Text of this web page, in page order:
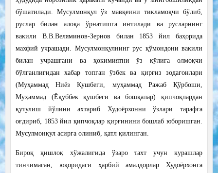
бўшатилади. Мусулмонқул ўз мавқеини тикламоқчи бўлиб,
руслар билан алоқа ўрнатишга интилади ва русларнинг
вакили В.В.Веляминов-Зернов билан 1853 йил баҳорида
махфий учрашади. Мусулмонқулнинг рус қўмондони вакили
билан учрашгани ва ҳокимиятни ўз қўлига олмоқчи
бўлганлигидан хабар топган ўзбек ва қирғиз зодагонлари
(Муҳаммад Ниёз Қушбеги, муҳаммад Ражаб Қўрбоши,
Муҳаммад (Ёқуббек қушбеги ва бошқалар) қипчоқлардан
қутулиш йўлини ахтариб Худоёрхонни ўзлари тарафга
оғдириб, 1853 йил қипчоқлар қирғинини бошлаб юборишган.
Мусулмонқул асирга олиниб, қатл қилинган.
Бироқ қишлоқ хўжалигида ўзаро тахт учун курашлар
тинчимаган, юқоридаги ҳарбий амалдорлар Худоёрхонга